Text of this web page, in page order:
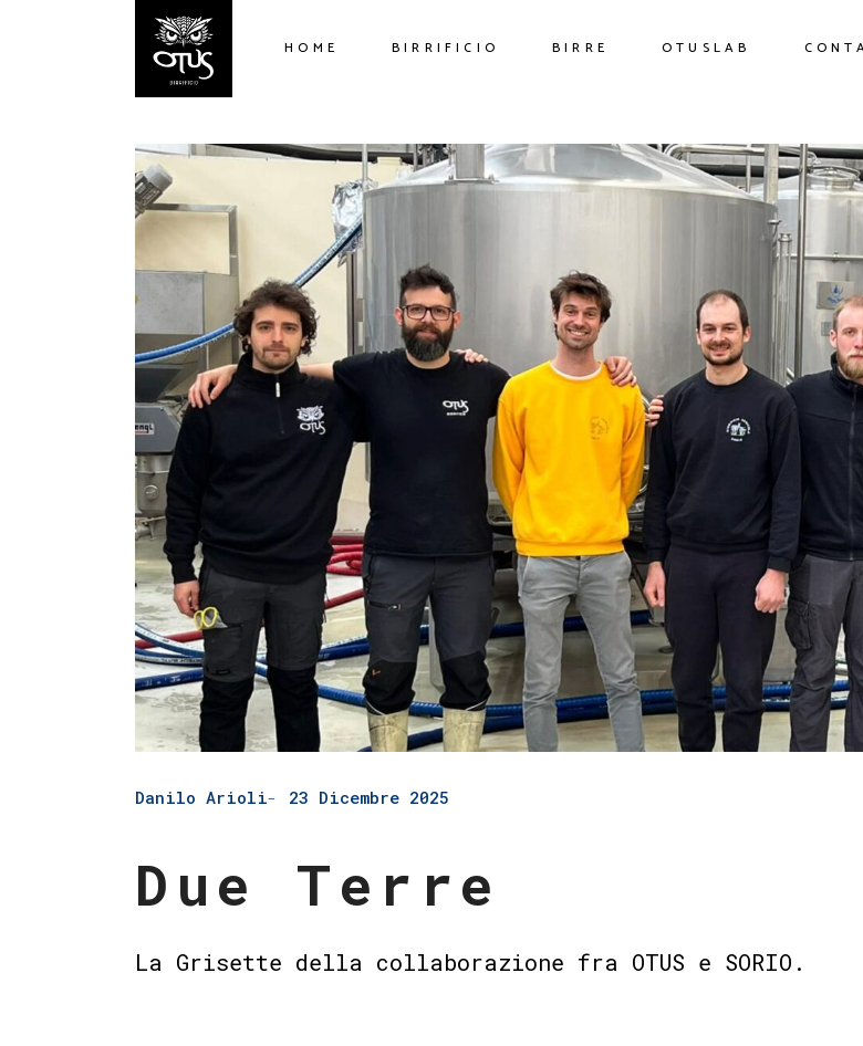
HOME BIRRIFICIO BIRRE OTUSLAB
Danilo Arioli 23 Dicembre 2025
Due Terre
La Grisette della collaborazione fra OTUS e SORIO.